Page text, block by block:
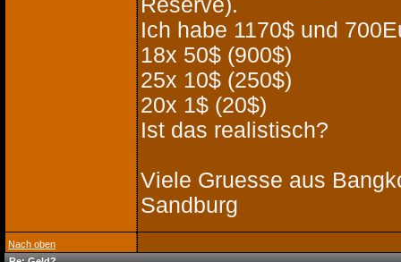
Reserve).
Ich habe 1170$ und
18x 50$ (900$)
25x 10$ (250$)
20x 1$ (20$)
Ist das realistisch?
Viele Gruesse aus
Sandburg
Nach oben